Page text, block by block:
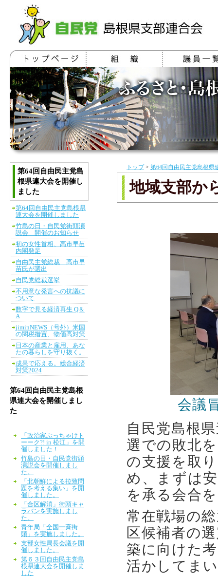
トップ> 第64回自由民主党島根県
地域支部か
会議
自民党島根
選での敗北
の支援を取
め、まずは
を承る会合
常在戦場の
区候補者の
築に向けた
活かしてま
第64回自由民主党島
根県連大会を開催し
ました
第64回自由民主党島根県
連大会を開催しました
竹島の日・自民党街頭演
説会 開催のお知らせ
初の女性首相、高市早苗
内閣発足
自由民主党総裁 高市早
苗氏が選出
自民党総裁選挙
不用意な発言への抗議に
ついて
数字で見る経済再生 Q＆
A
jiminNEWS（号外）米国
の関税措置、物価高対策
日本の産業と雇用、あな
たの暮らしを守り抜く。
成果で応える。総合経済
対策2024
第64回自由民主党島根
県連大会を開催しまし
た
「政治家ぶっちゃけト
ーーク?! in 松江」を開
催しました！
竹島の日・自民党街頭
演説会を開催しまし
た。
「北朝鮮による拉致問
題を考える集い」を開
催しました。
「合区解消」街頭キャ
ラバンを実施しまし
た。
青年局「全国一斉街
頭」を実施しました。
支部女性局長会議を開
催しました。
第６３回自由民主党島
根県連大会を開催しま
した